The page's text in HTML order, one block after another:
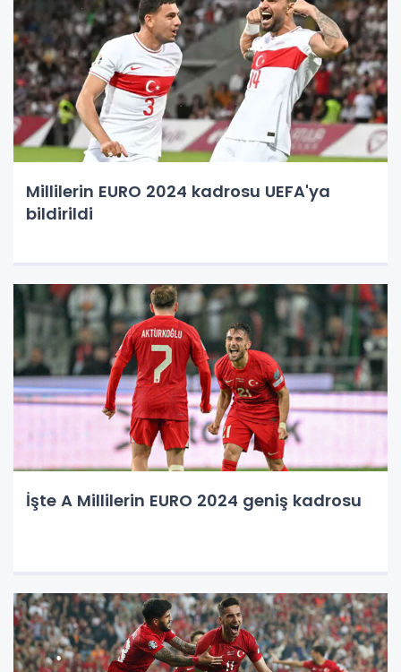
Millilerin EURO 2024 kadrosu UEFA'ya
bildirildi
İşte A Millilerin EURO 2024 geniş kadrosu